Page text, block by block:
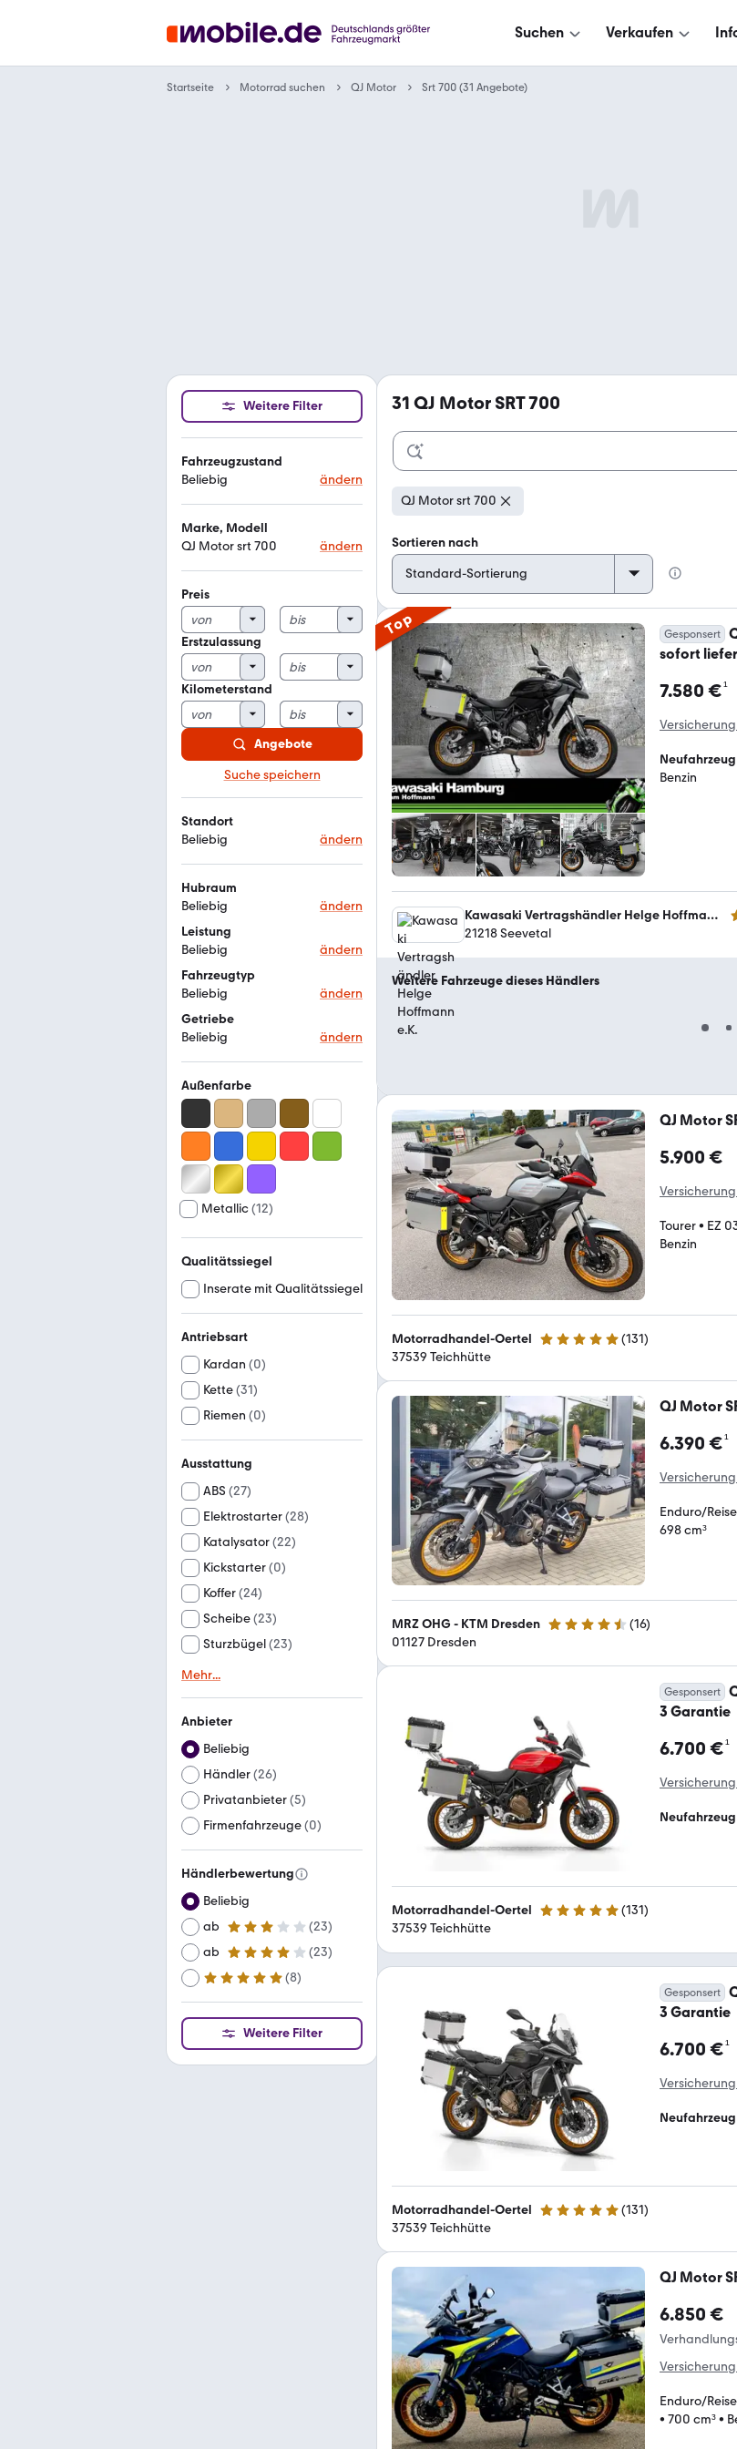
Suchen Verkaufen
Startseite Motorrad suchen QJ Motor Srt 700 (31 Angebote)
Weitere Filter
Fahrzeugzustand
Beliebig
ändern
Marke, Modell
QJ Motor srt 700
ändern
Preis
Erstzulassung
Kilometerstand
Angebote
Suche speichern
Standort
Beliebig
ändern
Hubraum
Beliebig
ändern
Leistung
Beliebig
ändern
Fahrzeugtyp
Beliebig
ändern
Getriebe
Beliebig
ändern
Außenfarbe
Metallic(12)
Qualitätssiegel
Inserate mit Qualitätssiegel
Antriebsart
Kardan (0)
Kette(31)
Riemen (0)
Ausstattung
ABS (27)
Elektrostarter(28)
Katalysator(22)
Kickstarter(0)
Koffer(24)
Scheibe(23)
Sturzbügel(23)
Mehr...
Anbieter
Beliebig
Händler(26)
Privatanbieter(5)
Firmenfahrzeuge(0)
Händlerbewertung
Beliebig
ab
3 Sterne (23)
ab
4 Sterne (23)
ab
5 Sterne (8)
Weitere Filter
31 QJ Motor SRT 700
QJ Motor srt 700
Sortieren nach
Top Gesponsert
sofort
7.580 €¹
Neufahrzeug
Benzin
Kawasaki Vertragshändler Helge Hoffmann e.K.
21218 Seevetal
Weitere Fahrzeuge dieses Händlers
QJ Motor
5.900 €
Tourer• EZ
Benzin
Motorradhandel-Oertel 4.8 Sterne (131)
37539 Teichhütte
QJ Motor
6.390 €¹
Enduro/
698 cm³
MRZ OHG - KTM Dresden 4.4 Sterne (16)
01127 Dresden
Gesponsert
3 Garantie
6.700 €¹
Neufahrzeug
Motorradhandel-Oertel 4.8 Sterne (131)
37539 Teichhütte
Gesponsert
3 Garantie
6.700 €¹
Neufahrzeug
Motorradhandel-Oertel 4.8 Sterne (131)
37539 Teichhütte
QJ Motor
6.850 €
Enduro/
• 700 cm³•